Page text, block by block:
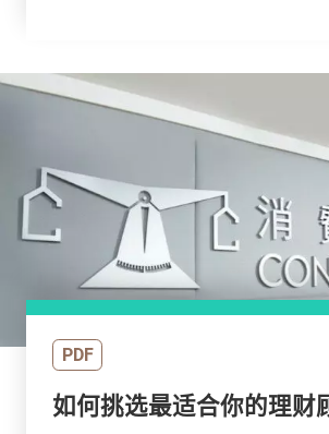
PDF
如何挑选最适合你的理财